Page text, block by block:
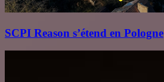
SCPI Reason s’étend en Pologne